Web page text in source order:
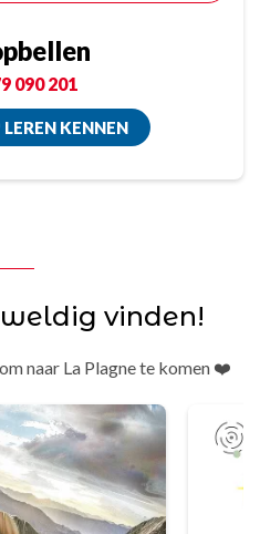
090 201
KENNEN
vinden!
naar La Plagne te komen ❤️